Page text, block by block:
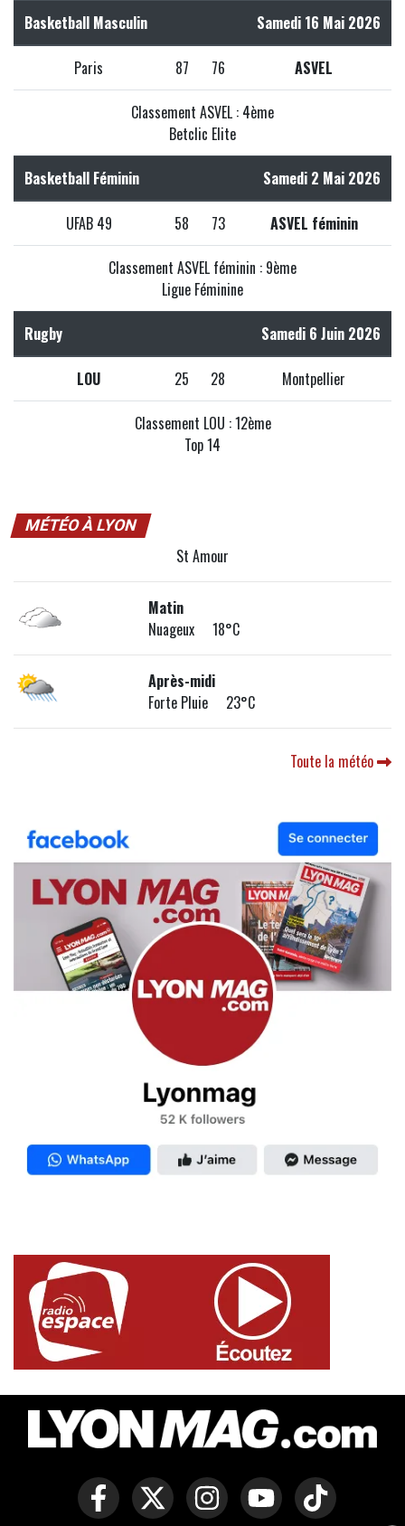
Basketball Masculin Samedi 16 Mai 2026
Paris 87 76 ASVEL
Classement ASVEL : 4ème
Betclic Elite
Basketball Féminin Samedi 2 Mai 2026
UFAB 49 58 73 ASVEL féminin
Classement ASVEL féminin : 9ème
Ligue Féminine
Rugby Samedi 6 Juin 2026
LOU 25 28 Montpellier
Classement LOU : 12ème
Top 14
MÉTÉO À LYON
St Amour
Matin
Nuageux 18°C
Après-midi
Forte Pluie 23°C
Toute la météo